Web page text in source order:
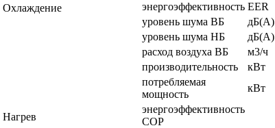
Охлаждение
энергоэффективность EER
уровень шума ВБ
дБ(А)
уровень шума НБ
дБ(А)
расход воздуха ВБ
м3/ч
Нагрев
производительность кВт
потребляемая
мощность
кВт
энергоэффективность
СОР